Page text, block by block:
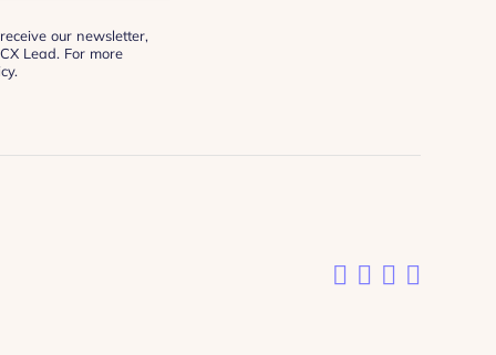
our newsletter,
Lead. For more
.
Like us on
Follow us
Add us
Follow